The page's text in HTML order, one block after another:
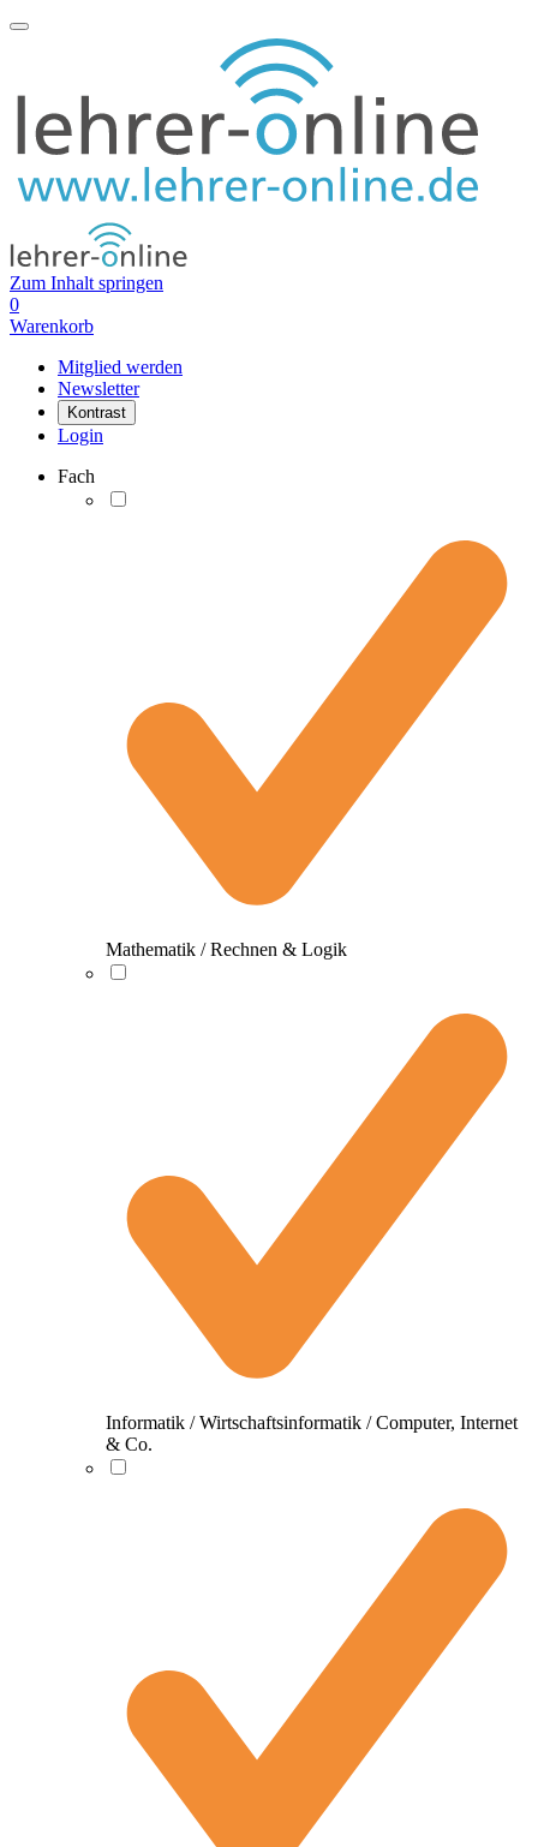
Zum Inhalt springen
0
Warenkorb
Mitglied werden
Newsletter
Kontrast
Login
Fach
Mathematik / Rechnen & Logik
Informatik / Wirtschaftsinformatik / Computer, Internet
& Co.